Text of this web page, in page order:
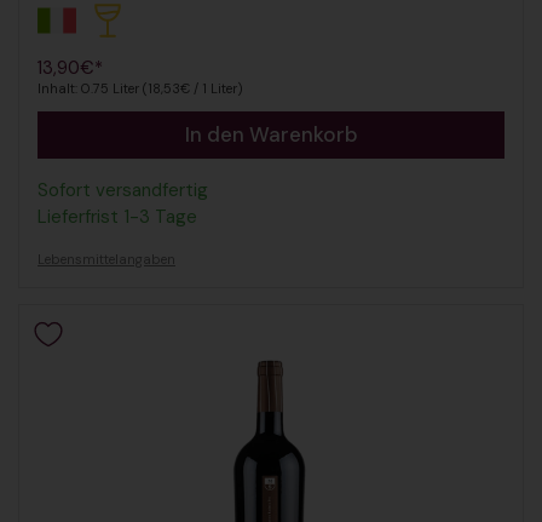
Regulärer Preis
13,90€*
Inhalt: 0.75 Liter (18,53€ / 1 Liter)
In den Warenkorb
Sofort versandfertig
Lieferfrist 1-3 Tage
Lebensmittelangaben